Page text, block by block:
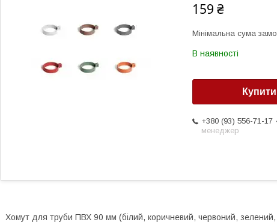
159 ₴
Мінімальна сума
В наявності
Купити
+380 (93) 556-71-17
менеджер
Хомут для труби ПВХ 90 мм (білий, коричневий, червоний,